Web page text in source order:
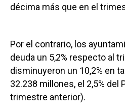
décima más que en el
Por el contrario, los
deuda un 5,2% respecto al
disminuyeron un 10,2% en
32.238 millones, el 2,5% del
trimestre anterior).